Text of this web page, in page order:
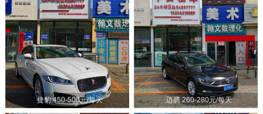
捷豹 450-500元/每天 迈腾 260-280元/每天